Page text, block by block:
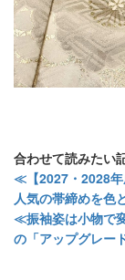
合わせて読みたい
≪ 【2027・2028
人気の帯締めを色
≪振袖姿は小物で
の「アップグレー